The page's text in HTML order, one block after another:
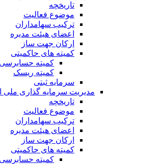
تاریخچه
موضوع فعالیت
ترکیب سهامداران
اعضای هیئت مدیره
ارکان جهت ساز
کمیته های حاکمیتی
کمیته حسابرسی
کمیته ریسک
سرمایه ثبتی
مدیریت سرمایه گذاری ملی
تاریخچه
موضوع فعالیت
ترکیب سهامداران
اعضای هیئت مدیره
ارکان جهت ساز
کمیته های حاکمیتی
کمیته حسابرسی